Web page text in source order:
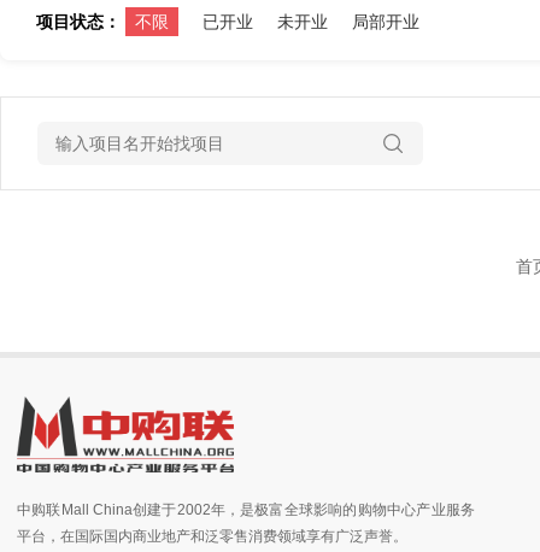
项目状态： 不限 已开业 未开业 局部开业
首
中购联Mall China创建于2002年，是极富全球影响的购物中心产业服务
平台，在国际国内商业地产和泛零售消费领域享有广泛声誉。